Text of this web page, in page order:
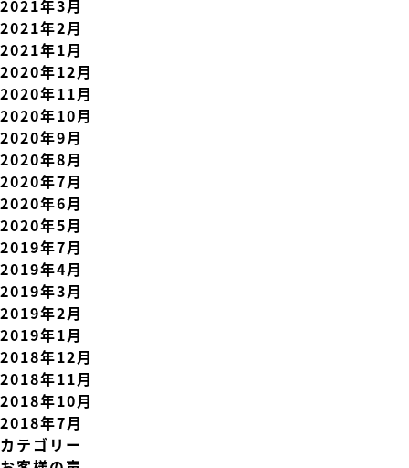
2021年3月
2021年2月
2021年1月
2020年12月
2020年11月
2020年10月
2020年9月
2020年8月
2020年7月
2020年6月
2020年5月
2019年7月
2019年4月
2019年3月
2019年2月
2019年1月
2018年12月
2018年11月
2018年10月
2018年7月
カテゴリー